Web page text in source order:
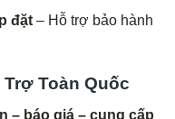
đặt– Hỗ trợ bảo hành
Toàn Quốc
– báo giá – cung cấp